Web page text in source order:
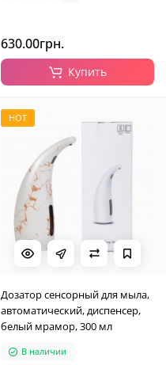
630.00грн.
Купить
HOT
Дозатор сенсорный для мыла,
автоматический, диспенсер,
белый мрамор, 300 мл
В наличии